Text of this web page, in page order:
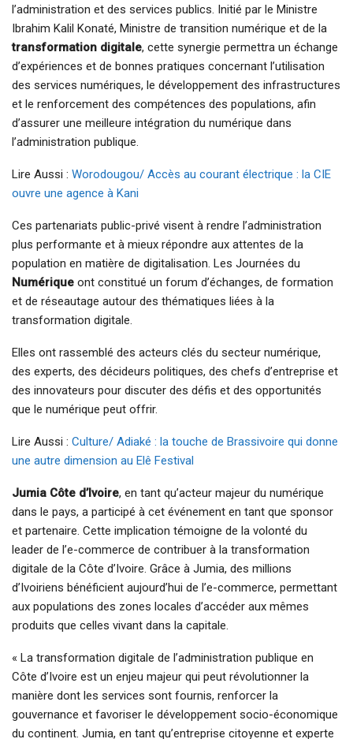
l’administration et des services publics. Initié par le Ministre
Ibrahim Kalil Konaté, Ministre de transition numérique et de la
transformation digitale, cette synergie permettra un échange
d’expériences et de bonnes pratiques concernant l’utilisation
des services numériques, le développement des infrastructures
et le renforcement des compétences des populations, afin
d’assurer une meilleure intégration du numérique dans
l’administration publique.
Lire Aussi : Worodougou/ Accès au courant électrique : la CIE
ouvre une agence à Kani
Ces partenariats public-privé visent à rendre l’administration
plus performante et à mieux répondre aux attentes de la
population en matière de digitalisation. Les Journées du
Numérique ont constitué un forum d’échanges, de formation
et de réseautage autour des thématiques liées à la
transformation digitale.
Elles ont rassemblé des acteurs clés du secteur numérique,
des experts, des décideurs politiques, des chefs d’entreprise et
des innovateurs pour discuter des défis et des opportunités
que le numérique peut offrir.
Lire Aussi : Culture/ Adiaké : la touche de Brassivoire qui donne
une autre dimension au Elê Festival
Jumia Côte d’Ivoire, en tant qu’acteur majeur du numérique
dans le pays, a participé à cet événement en tant que sponsor
et partenaire. Cette implication témoigne de la volonté du
leader de l’e-commerce de contribuer à la transformation
digitale de la Côte d’Ivoire. Grâce à Jumia, des millions
d’Ivoiriens bénéficient aujourd’hui de l’e-commerce, permettant
aux populations des zones locales d’accéder aux mêmes
produits que celles vivant dans la capitale.
« La transformation digitale de l’administration publique en
Côte d’Ivoire est un enjeu majeur qui peut révolutionner la
manière dont les services sont fournis, renforcer la
gouvernance et favoriser le développement socio-économique
du continent. Jumia, en tant qu’entreprise citoyenne et experte